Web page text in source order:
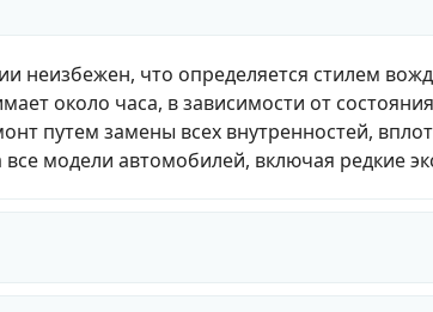
неизбежен, что определяется стилем
около часа, в зависимости от
путем замены всех внутренностей,
модели автомобилей, включая редкие